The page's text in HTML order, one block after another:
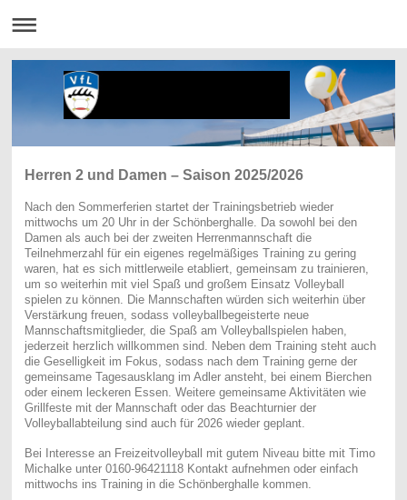
Herren 2 und Damen – Saison 2025/2026
Nach den Sommerferien startet der Trainingsbetrieb wieder
mittwochs um 20 Uhr in der Schönberghalle. Da sowohl bei den
Damen als auch bei der zweiten Herrenmannschaft die
Teilnehmerzahl für ein eigenes regelmäßiges Training zu gering
waren, hat es sich mittlerweile etabliert, gemeinsam zu trainieren,
um so weiterhin mit viel Spaß und großem Einsatz Volleyball
spielen zu können. Die Mannschaften würden sich weiterhin über
Verstärkung freuen, sodass volleyballbegeisterte neue
Mannschaftsmitglieder, die Spaß am Volleyballspielen haben,
jederzeit herzlich willkommen sind. Neben dem Training steht auch
die Geselligkeit im Fokus, sodass nach dem Training gerne der
gemeinsame Tagesausklang im Adler ansteht, bei einem Bierchen
oder einem leckeren Essen. Weitere gemeinsame Aktivitäten wie
Grillfeste mit der Mannschaft oder das Beachturnier der
Volleyballabteilung sind auch für 2026 wieder geplant.
Bei Interesse an Freizeitvolleyball mit gutem Niveau bitte mit Timo
Michalke unter 0160-96421118 Kontakt aufnehmen oder einfach
mittwochs ins Training in die Schönberghalle kommen.